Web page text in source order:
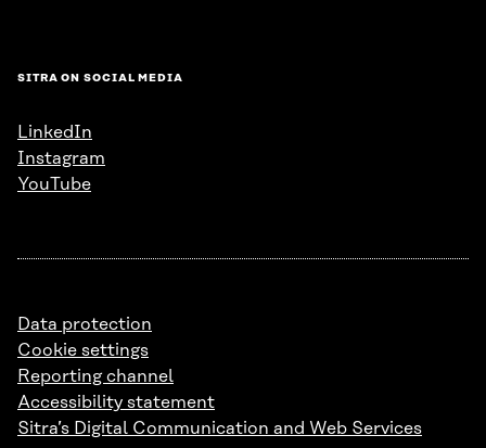
SITRA ON SOCIAL MEDIA
LinkedIn
Instagram
YouTube
Data protection
Cookie settings
Reporting channel
Accessibility statement
Sitra’s Digital Communication and Web Services